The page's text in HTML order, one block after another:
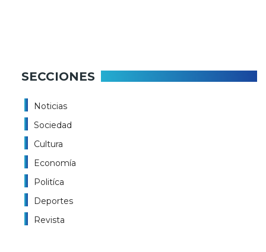
SECCIONES
Noticias
Sociedad
Cultura
Economía
Politíca
Deportes
Revista